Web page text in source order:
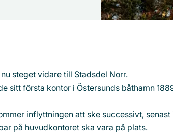
steget vidare till Stadsdel Norr.
sitt första kontor i Östersunds båthamn
inflyttningen att ske successivt, senast
på huvudkontoret ska vara på plats.